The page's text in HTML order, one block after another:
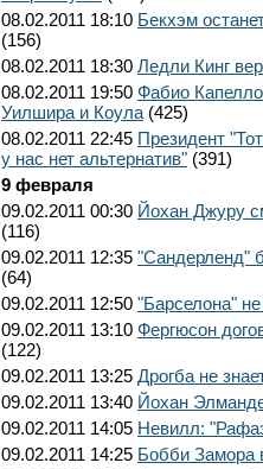
08.02.2011 18:10 Бекхэм
(156)
08.02.2011 18:30 Ледли Кинг
08.02.2011 19:50 Фабио
Уилшира и Коула (425)
08.02.2011 22:45 Президент
у нас нет альтернатив" (391)
9 февраля
09.02.2011 00:30 Йохан Джуру
(116)
09.02.2011 12:35 "Сандерленд"
(64)
09.02.2011 12:50 "Барселона"
09.02.2011 13:10 Фергюсон
(122)
09.02.2011 13:25 Дрогба не
09.02.2011 13:40 Йохан
09.02.2011 14:05 Невилл:
09.02.2011 14:25 Бобби Замора